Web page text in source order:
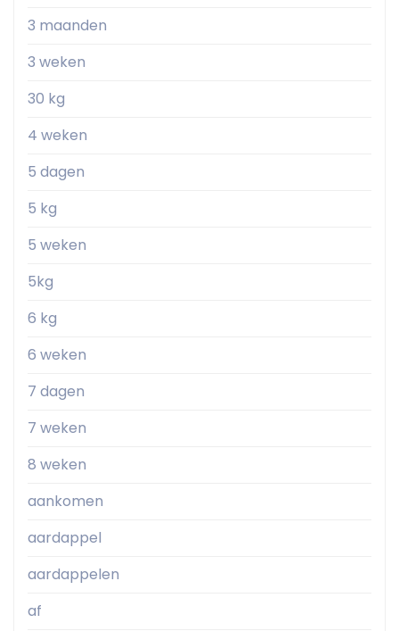
3 maanden
3 weken
30 kg
4 weken
5 dagen
5 kg
5 weken
5kg
6 kg
6 weken
7 dagen
7 weken
8 weken
aankomen
aardappel
aardappelen
af